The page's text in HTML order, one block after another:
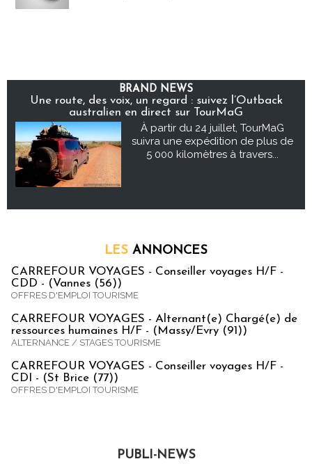
BRAND NEWS
Une route, des voix, un regard : suivez l’Outback
australien en direct sur TourMaG
À partir du 24 juillet, TourMaG
suivra une expédition de plus de
5 000 kilomètres à travers...
LES ANNONCES
CARREFOUR VOYAGES - Conseiller voyages H/F -
CDD - (Vannes (56))
OFFRES D'EMPLOI TOURISME
CARREFOUR VOYAGES - Alternant(e) Chargé(e) de
ressources humaines H/F - (Massy/Evry (91))
ALTERNANCE / STAGES TOURISME
CARREFOUR VOYAGES - Conseiller voyages H/F -
CDI - (St Brice (77))
OFFRES D'EMPLOI TOURISME
PUBLI-NEWS